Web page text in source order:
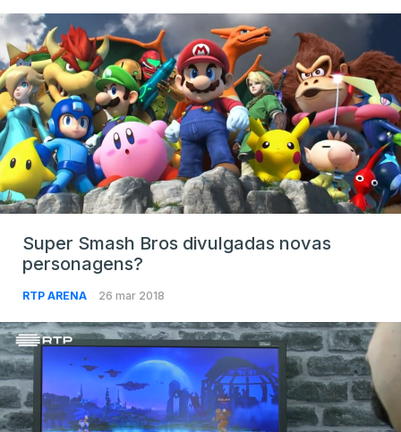
Super Smash Bros divulgadas novas
personagens?
RTP ARENA 26 mar 2018